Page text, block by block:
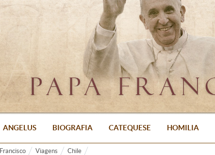
ANGELUS BIOGRAFIA CATEQUESE HOMILIA
Francisco Viagens Chile